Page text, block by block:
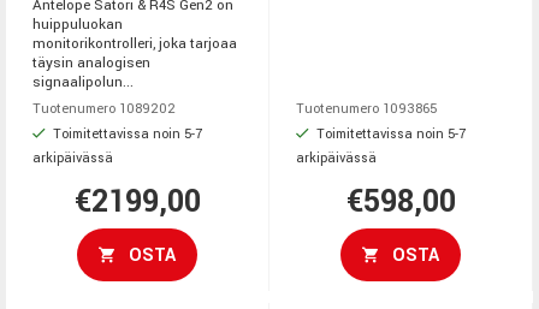
Antelope Satori & R4S Gen2 on
huippuluokan
monitorikontrolleri, joka tarjoaa
täysin analogisen
signaalipolun...
Tuotenumero 1089202
Toimitettavissa noin 5-7
arkipäivässä
€2199,00
OSTA
Tuotenumero 1093865
Toimitettavissa noin 5-7
arkipäivässä
€598,00
OSTA